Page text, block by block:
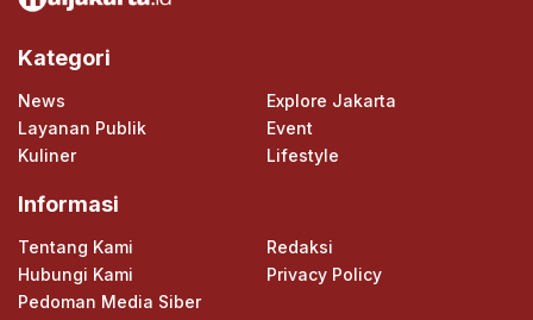
Kategori
News
Explore Jakarta
Layanan Publik
Event
Kuliner
Lifestyle
Informasi
Tentang Kami
Redaksi
Hubungi Kami
Privacy Policy
Pedoman Media Siber